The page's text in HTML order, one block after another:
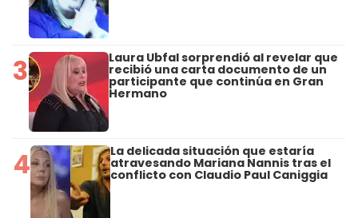
3 Laura Ubfal sorprendió al revelar que
recibió una carta documento de un
participante que continúa en Gran
Hermano
4 La delicada situación que estaría
atravesando Mariana Nannis tras el
conflicto con Claudio Paul Caniggia